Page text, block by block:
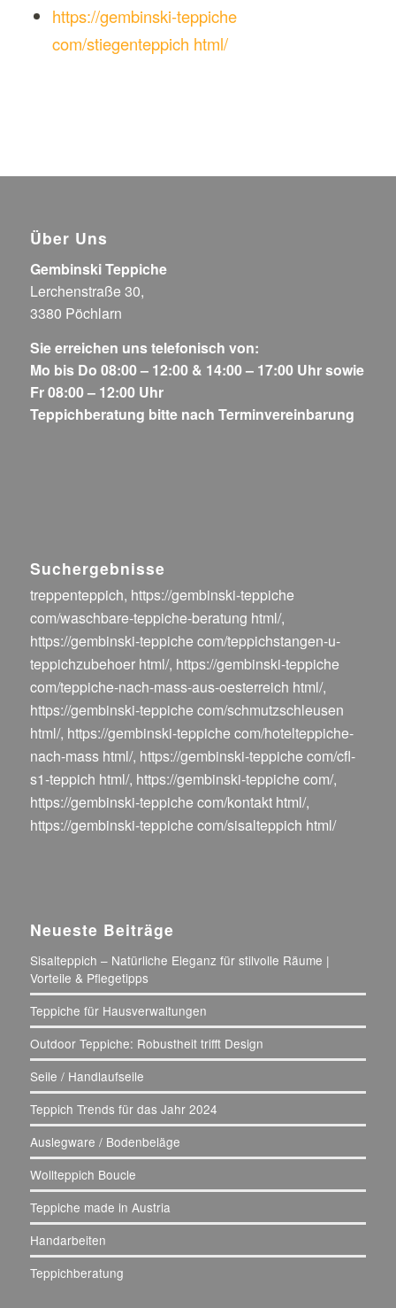
https://gembinski-teppiche
com/stiegenteppich html/
Über Uns
Gembinski Teppiche
Lerchenstraße 30,
3380 Pöchlarn
Sie erreichen uns telefonisch von:
Mo bis Do 08:00 – 12:00 & 14:00 – 17:00 Uhr sowie
Fr 08:00 – 12:00 Uhr
Teppichberatung bitte nach Terminvereinbarung
Suchergebnisse
treppenteppich, https://gembinski-teppiche
com/waschbare-teppiche-beratung html/,
https://gembinski-teppiche com/teppichstangen-u-
teppichzubehoer html/, https://gembinski-teppiche
com/teppiche-nach-mass-aus-oesterreich html/,
https://gembinski-teppiche com/schmutzschleusen
html/, https://gembinski-teppiche com/hotelteppiche-
nach-mass html/, https://gembinski-teppiche com/cfl-
s1-teppich html/, https://gembinski-teppiche com/,
https://gembinski-teppiche com/kontakt html/,
https://gembinski-teppiche com/sisalteppich html/
Neueste Beiträge
Sisalteppich – Natürliche Eleganz für stilvolle Räume |
Vorteile & Pflegetipps
Teppiche für Hausverwaltungen
Outdoor Teppiche: Robustheit trifft Design
Seile / Handlaufseile
Teppich Trends für das Jahr 2024
Auslegware / Bodenbeläge
Wollteppich Boucle
Teppiche made in Austria
Handarbeiten
Teppichberatung